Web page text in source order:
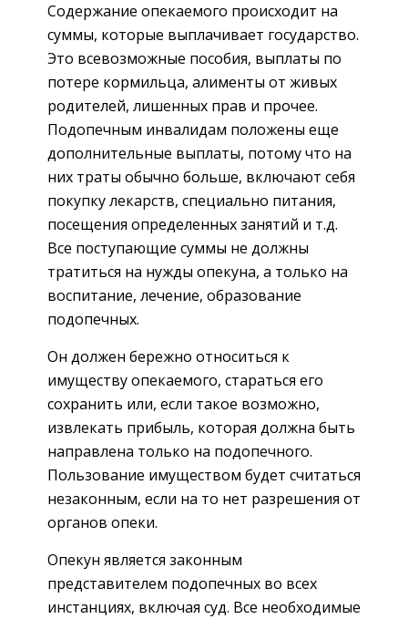
Содержание опекаемого происходит на
суммы, которые выплачивает государство.
Это всевозможные пособия, выплаты по
потере кормильца, алименты от живых
родителей, лишенных прав и прочее.
Подопечным инвалидам положены еще
дополнительные выплаты, потому что на
них траты обычно больше, включают себя
покупку лекарств, специально питания,
посещения определенных занятий и т.д.
Все поступающие суммы не должны
тратиться на нужды опекуна, а только на
воспитание, лечение, образование
подопечных.
Он должен бережно относиться к
имуществу опекаемого, стараться его
сохранить или, если такое возможно,
извлекать прибыль, которая должна быть
направлена только на подопечного.
Пользование имуществом будет считаться
незаконным, если на то нет разрешения от
органов опеки.
Опекун является законным
представителем подопечных во всех
инстанциях, включая суд. Все необходимые